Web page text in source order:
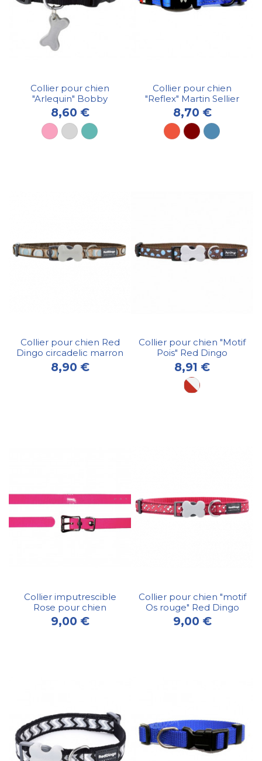
Collier pour chien
"Arlequin" Bobby
8,60 €
Collier pour chien
"Reflex" Martin Sellier
8,70 €
Collier pour chien Red
Dingo circadelic marron
8,90 €
Collier pour chien "Motif
Pois" Red Dingo
8,91 €
Collier imputrescible
Rose pour chien
9,00 €
Collier pour chien "motif
Os rouge" Red Dingo
9,00 €